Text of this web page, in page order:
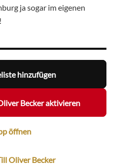
ja sogar im eigenen
hinzufügen
Becker aktivieren
öffnen
Oliver Becker